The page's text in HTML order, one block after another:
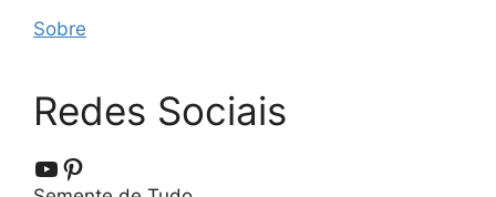
Sobre
Redes Sociais
YouTube
Pinterest